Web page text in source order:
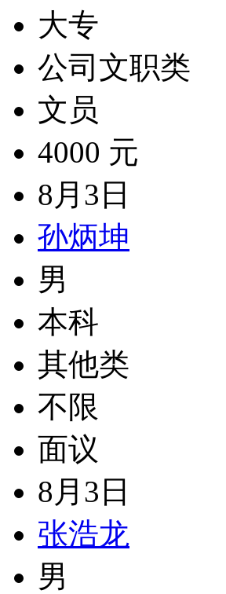
大专
公司文职类
文员
4000 元
8月3日
孙炳坤
男
本科
其他类
不限
面议
8月3日
张浩龙
男